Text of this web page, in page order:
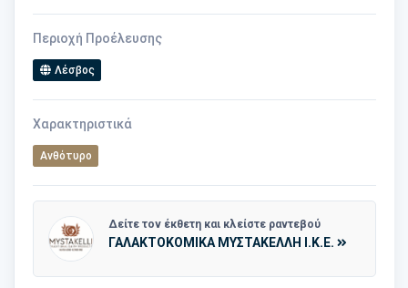
Περιοχή Προέλευσης
Λέσβος
Χαρακτηριστικά
Ανθότυρο
Δείτε τον έκθετη και κλείστε ραντεβού
ΓΑΛΑΚΤΟΚΟΜΙΚΑ ΜΥΣΤΑΚΕΛΛΗ Ι.Κ.Ε.